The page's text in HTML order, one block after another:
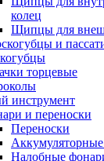
колец
Щипцы для
и
торцевые
инструмент
и переноски
Переноски
Налобные